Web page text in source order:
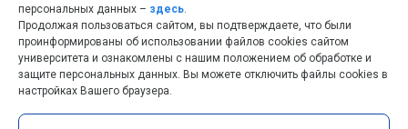
ssau@ssau.ru
персональных данных – здесь.
Продолжая пользоваться сайтом, вы подтверждаете, что были
проинформированы об использовании файлов cookies сайтом
университета и ознакомлены с нашим положением об обработке и
защите персональных данных. Вы можете отключить файлы cookies в
настройках Вашего браузера.